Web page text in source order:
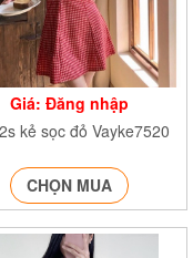
Giá: Đăng nhập
kẻ sọc đỏ Vayke7520
CHỌN MUA